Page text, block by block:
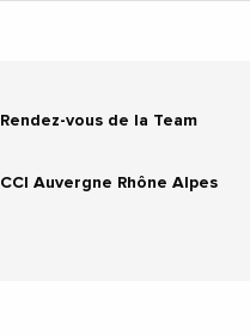
Rendez-vous de la Team
CCI Auvergne Rhône Alpes